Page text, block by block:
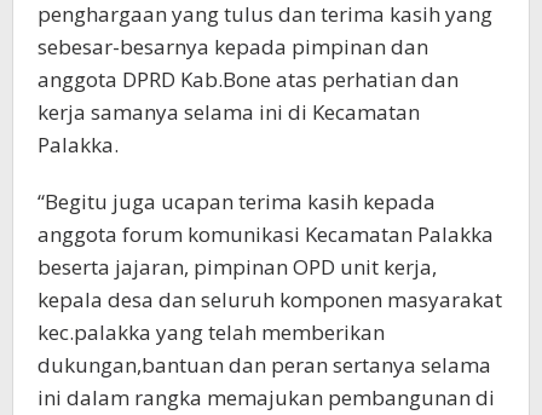
penghargaan yang tulus dan terima kasih yang
sebesar-besarnya kepada pimpinan dan
anggota DPRD Kab.Bone atas perhatian dan
kerja samanya selama ini di Kecamatan
Palakka.
“Begitu juga ucapan terima kasih kepada
anggota forum komunikasi Kecamatan Palakka
beserta jajaran, pimpinan OPD unit kerja,
kepala desa dan seluruh komponen masyarakat
kec.palakka yang telah memberikan
dukungan,bantuan dan peran sertanya selama
ini dalam rangka memajukan pembangunan di